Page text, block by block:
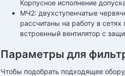
Корпусное исполнение
МЧ2: двухступенчатые
рассчитаны на работу в
встроенный вентилятор с
Параметры для
Чтобы подобрать подходящее